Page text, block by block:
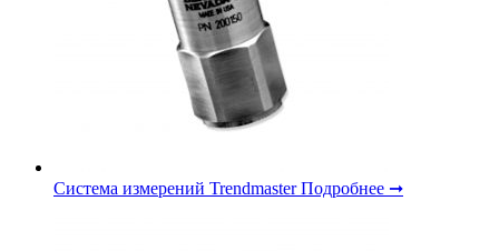
Система измерений Trendmaster Подробнее ➞